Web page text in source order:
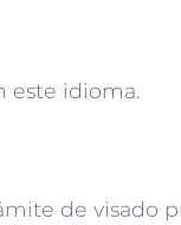
este idioma.
de visado